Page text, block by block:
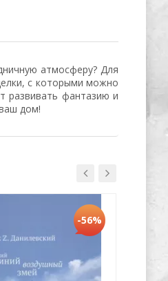
атмосферу? Для
с которыми можно
развивать фантазию и
дом!
-56%